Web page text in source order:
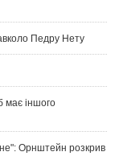
Педру Нету
має іншого
Орнштейн розкрив